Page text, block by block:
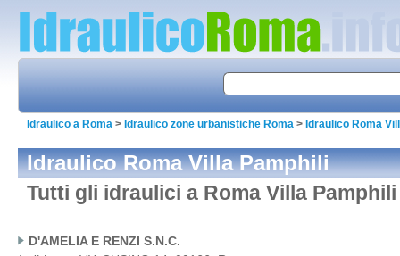
Idraulico a Roma > Idraulico zone urbanistiche Roma > Idraulico Roma
Idraulico Roma Villa Pamphili
Tutti gli idraulici a Roma Villa Pamphili
D'AMELIA E RENZI S.N.C.